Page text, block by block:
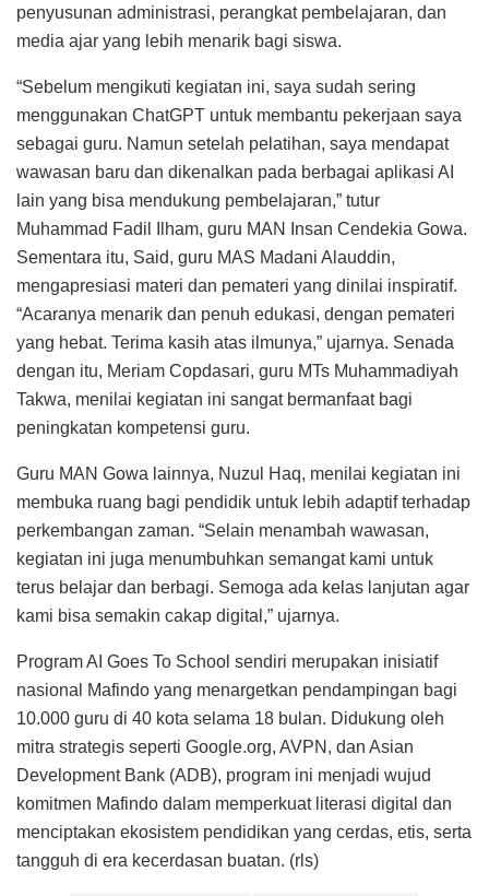
penyusunan administrasi, perangkat pembelajaran, dan
media ajar yang lebih menarik bagi siswa.
“Sebelum mengikuti kegiatan ini, saya sudah sering
menggunakan ChatGPT untuk membantu pekerjaan saya
sebagai guru. Namun setelah pelatihan, saya mendapat
wawasan baru dan dikenalkan pada berbagai aplikasi AI
lain yang bisa mendukung pembelajaran,” tutur
Muhammad Fadil Ilham, guru MAN Insan Cendekia Gowa.
Sementara itu, Said, guru MAS Madani Alauddin,
mengapresiasi materi dan pemateri yang dinilai inspiratif.
“Acaranya menarik dan penuh edukasi, dengan pemateri
yang hebat. Terima kasih atas ilmunya,” ujarnya. Senada
dengan itu, Meriam Copdasari, guru MTs Muhammadiyah
Takwa, menilai kegiatan ini sangat bermanfaat bagi
peningkatan kompetensi guru.
Guru MAN Gowa lainnya, Nuzul Haq, menilai kegiatan ini
membuka ruang bagi pendidik untuk lebih adaptif terhadap
perkembangan zaman. “Selain menambah wawasan,
kegiatan ini juga menumbuhkan semangat kami untuk
terus belajar dan berbagi. Semoga ada kelas lanjutan agar
kami bisa semakin cakap digital,” ujarnya.
Program AI Goes To School sendiri merupakan inisiatif
nasional Mafindo yang menargetkan pendampingan bagi
10.000 guru di 40 kota selama 18 bulan. Didukung oleh
mitra strategis seperti Google.org, AVPN, dan Asian
Development Bank (ADB), program ini menjadi wujud
komitmen Mafindo dalam memperkuat literasi digital dan
menciptakan ekosistem pendidikan yang cerdas, etis, serta
tangguh di era kecerdasan buatan. (rls)